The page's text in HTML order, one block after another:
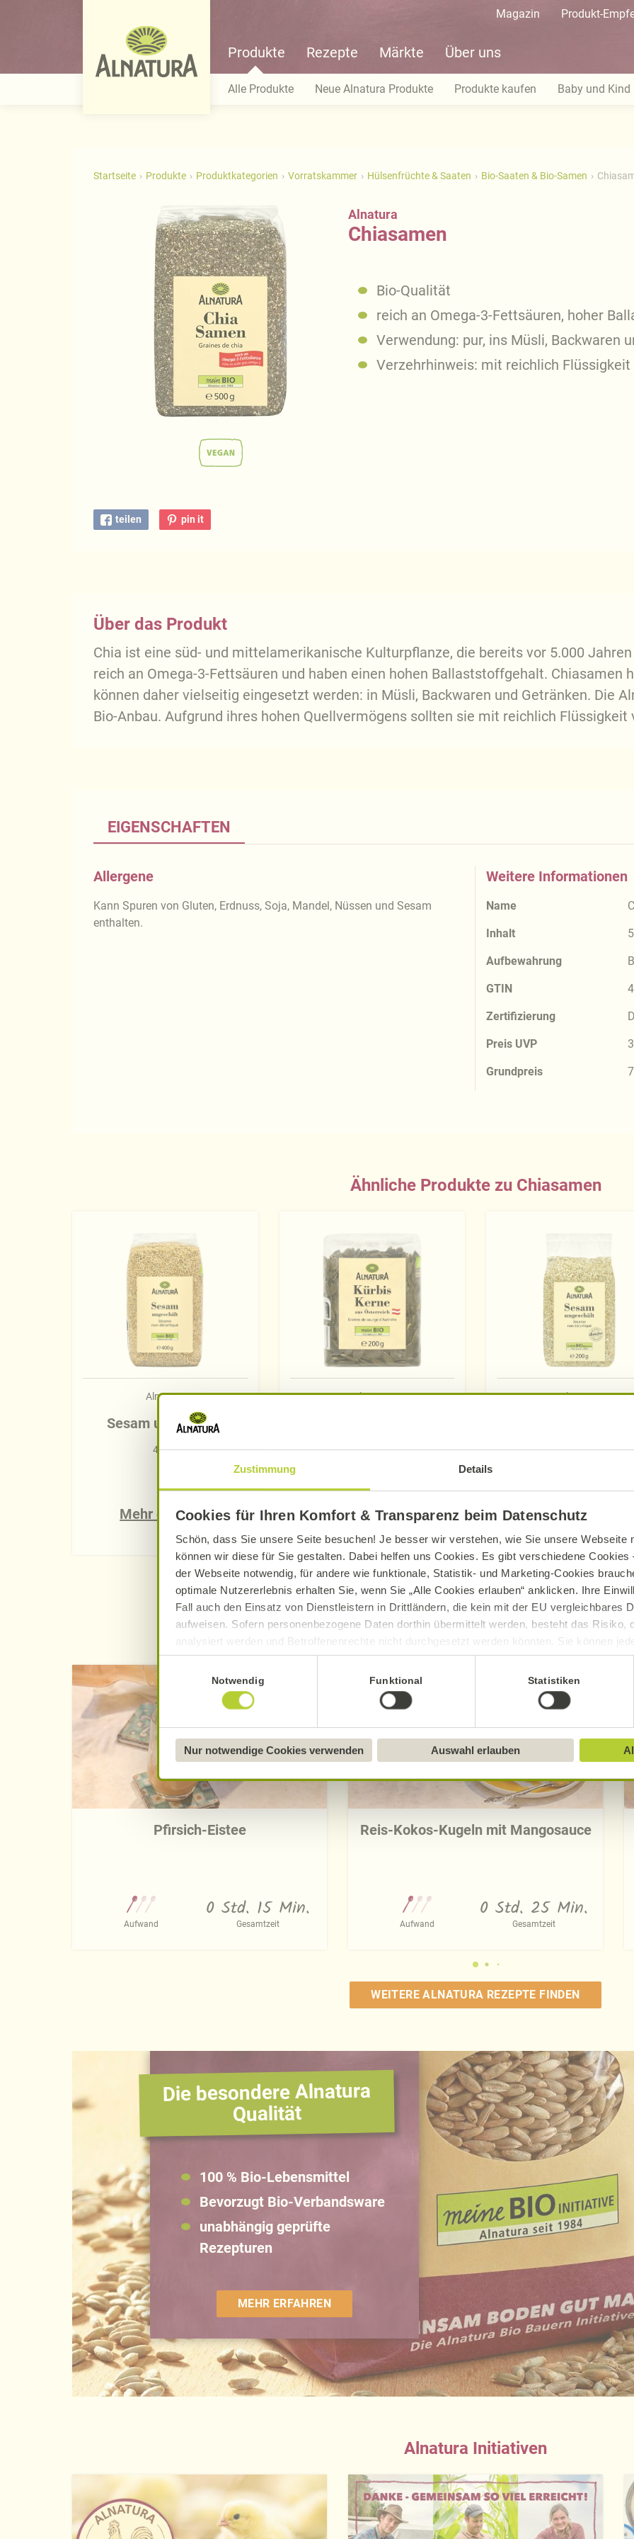
Zustimmung Details
Cookies für Ihren Komfort & Transparenz beim Datenschutz
Schön, dass Sie unsere Seite besuchen! Je besser wir verstehen, wie Sie unsere Webseite
können wir diese für Sie gestalten. Dabei helfen uns Cookies. Es gibt verschiedene Cookies
der Webseite notwendig, für andere wie funktionale, Statistik- und Marketing-Cookies
optimale Nutzererlebnis erhalten Sie, wenn Sie „Alle Cookies erlauben“ anklicken. Ihre
Fall auch den Einsatz von Dienstleistern in Drittländern, die kein mit der EU vergleichbares
aufweisen. Sofern personenbezogene Daten dorthin übermittelt werden, besteht das Risiko,
analysiert werden und Betroffenenrechte nicht durchgesetzt werden könnten. Sie können
Datenverarbeitung und -übermittlung widerrufen und Tools deaktivieren. Ausführliche
Datenschutzerklärung
Näheres über uns erfahren Sie in unseremImpressum
Notwendig Funktional Statistiken
Nur notwendige Cookies verwenden Auswahl erlauben
Magazin Produkt-
Produkte Rezepte Märkte Über uns
Alle Produkte Neue Alnatura Produkte Produkte kaufen Baby und Kind
Startseite Produkte Produktkategorien Vorratskammer Hülsenfrüchte & Saaten Bio-Saaten & Bio-Samen
Alnatura
Chiasamen
Bio-Qualität
reich an Omega-3-Fettsäuren, hoher
Verwendung: pur, ins Müsli, Backwaren
Verzehrhinweis: mit reichlich Flüssigkeit
teilen pin it
Über das Produkt
Chia ist eine süd- und mittelamerikanische Kulturpflanze, die bereits vor 5.000
reich an Omega-3-Fettsäuren und haben einen hohen Ballaststoffgehalt. Chiasamen
können daher vielseitig eingesetzt werden: in Müsli, Backwaren und Getränken. Die
Bio-Anbau. Aufgrund ihres hohen Quellvermögens sollten sie mit reichlich Flüssigkeit
EIGENSCHAFTEN
Allergene
Kann Spuren von Gluten, Erdnuss, Soja, Mandel, Nüssen und Sesam
enthalten.
Weitere Informationen
Name
Inhalt
Aufbewahrung
GTIN
Zertifizierung
Preis UVP
Grundpreis
Ähnliche Produkte zu Chiasamen
Alnatura
Sesam ungeschält
400 g
Mehr erfahren
Alnatura
200 g
Mehr erfahren
Alnatura
200 g
Mehr erfahren
Entdecken Sie die neuen Alnatura Rezepte
Pfirsich-Eistee
Aufwand
0 Std. 15 Min.
Gesamtzeit
Reis-Kokos-Kugeln mit Mangosauce
Aufwand
0 Std. 25 Min.
Gesamtzeit
WEITERE ALNATURA REZEPTE FINDEN
Die besondere Alnatura
Qualität
100 % Bio-Lebensmittel
Bevorzugt Bio-Verbandsware
unabhängig geprüfte
Rezepturen
MEHR ERFAHREN
Alnatura Initiativen